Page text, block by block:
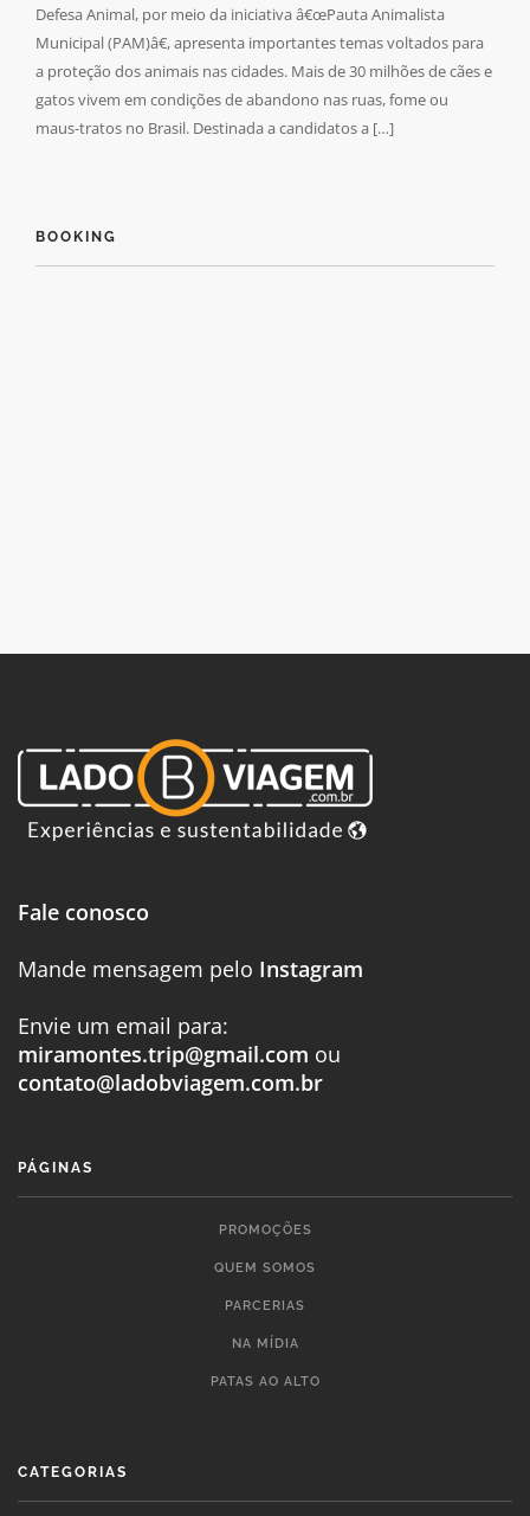
Defesa Animal, por meio da iniciativa â€œPauta Animalista
Municipal (PAM)â€, apresenta importantes temas voltados para
a proteção dos animais nas cidades. Mais de 30 milhões de cães e
gatos vivem em condições de abandono nas ruas, fome ou
maus-tratos no Brasil. Destinada a candidatos a […]
BOOKING
Fale conosco
Mande mensagem pelo Instagram
Envie um email para:
miramontes.trip@gmail.com ou
contato@ladobviagem.com.br
PÁGINAS
PROMOÇÕES
QUEM SOMOS
PARCERIAS
NA MÍDIA
PATAS AO ALTO
CATEGORIAS